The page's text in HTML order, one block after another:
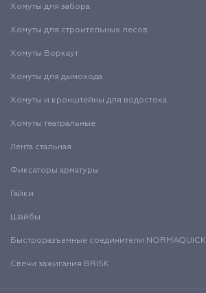
Хомуты для забора
Хомуты для строительных лесов
Хомуты Воркаут
Хомуты для дымохода
Хомуты и кронштейны для водостока
Хомуты театральные
Лента стальная
Фиксаторы арматуры
Гайки
Шайбы
Быстроразъемные соединители NORMAQUICK
Свечи зажигания BRISK